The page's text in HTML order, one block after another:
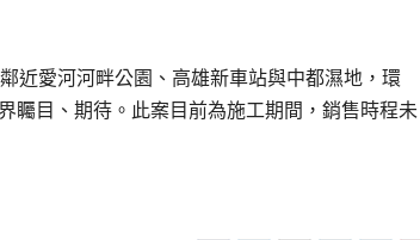
近愛河河畔公園、高雄新車站與中都濕地，環
矚目、期待。此案目前為施工期間，銷售時程未